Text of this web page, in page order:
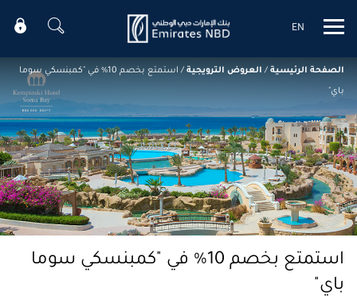
Mobile menu
EN
الصفحة الرئيسية / العروض الترويجية / استمتع بخصم 10% في "كمبنسكي سوما
باي"
استمتع بخصم 10% في "كمبنسكي سوما
باي"